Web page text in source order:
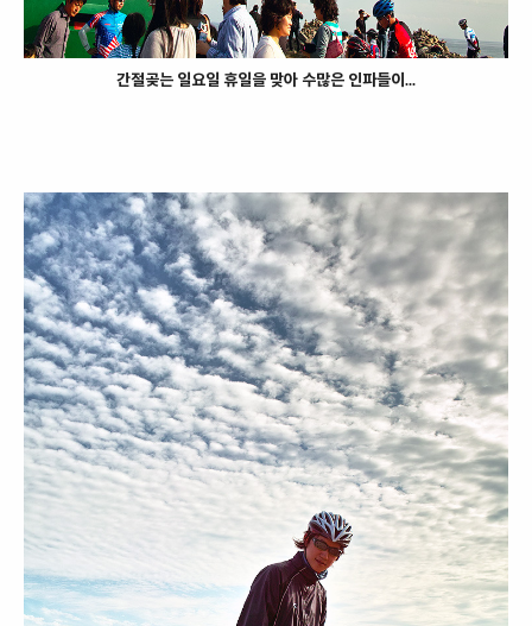
간절곶는 일요일 휴일을 맞아 수많은 인파들이...